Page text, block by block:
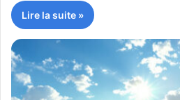
Lire la suite »